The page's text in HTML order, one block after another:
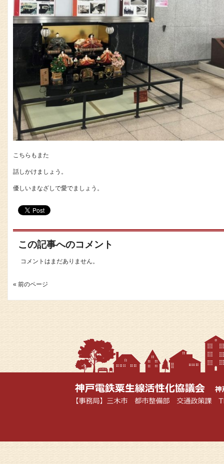
こちらもまた
話しかけましょう。
優しいまなざしで愛でましょう。
この記事へのコメント
コメントはまだありません。
« 前のページ